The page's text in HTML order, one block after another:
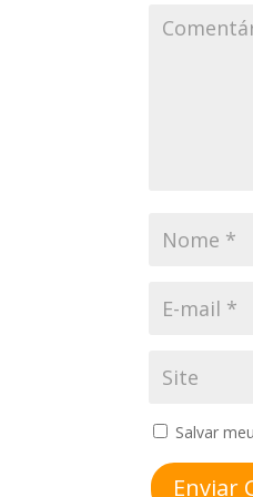
Salvar
Enviar